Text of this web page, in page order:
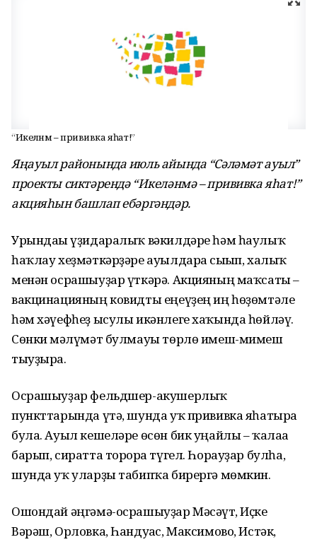
“Икеләнмә – прививка яһат!”
Яңауыл районында июль айында “Сәләмәт ауыл”
проекты сиктәрендә “Икеләнмә – прививка яһат!”
акцияһын башлап ебәргәндәр.
Урындағы үҙидаралыҡ вәкилдәре һәм һаулыҡ
һаҡлау хеҙмәткәрҙәре ауылдарға сығып, халыҡ
менән осрашыуҙар үткәрә. Акцияның маҡсаты –
вакцинацияның ковидты еңеүҙең иң һөҙөмтәле
һәм хәүефһеҙ ысулы икәнлеге хаҡында һөйләү.
Сөнки мәғлүмәт булмауы төрлө имеш-мимеш
тыуҙыра.
Осрашыуҙар фельдшер-акушерлыҡ
пункттарында үтә, шунда уҡ прививка яһатырға
була. Ауыл кешеләре өсөн бик уңайлы – ҡалаға
барып, сиратта торорға түгел. Һорауҙар булһа,
шунда уҡ уларҙы табипҡа бирергә мөмкин.
Ошондай әңгәмә-осрашыуҙар Мәсәғүт, Иҫке
Вәрәш, Орловка, Һандуғас, Максимово, Истәк,